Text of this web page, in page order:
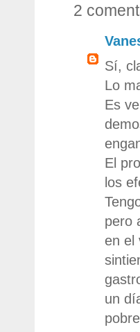
2
Sí,
Lo
Es
El
los
pero
en el
un